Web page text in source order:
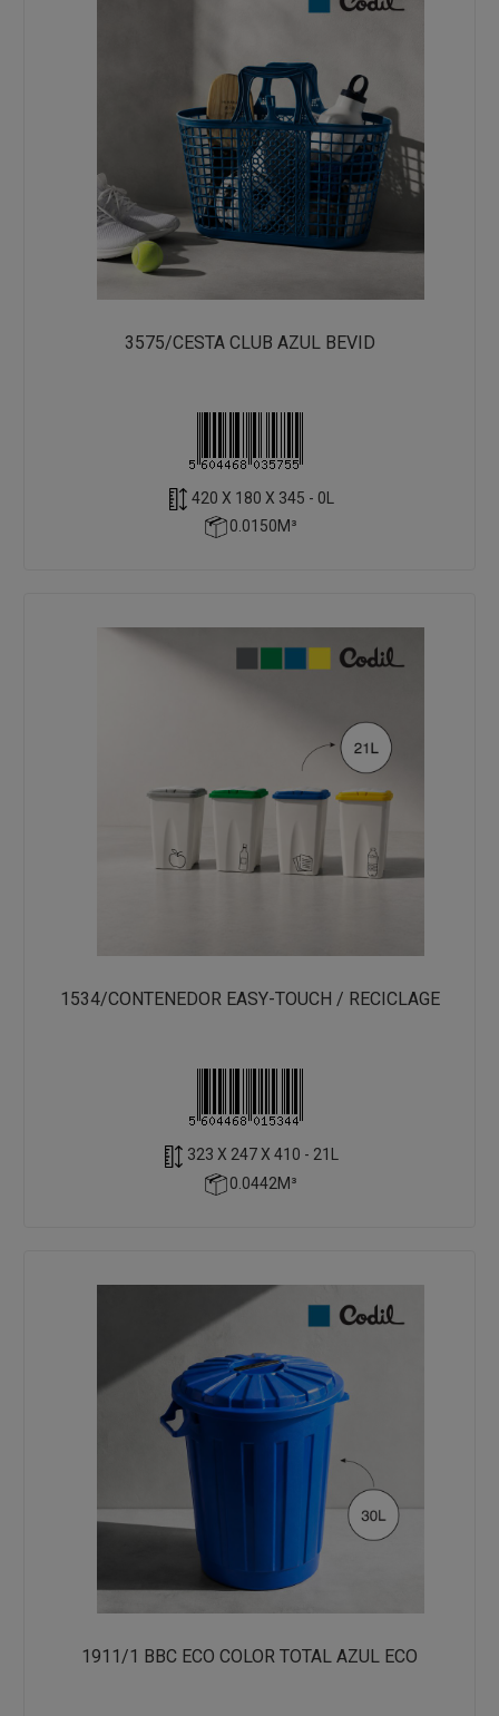
3575/CESTA CLUB AZUL BEVID
420 X 180 X 345 - 0L
0.0150M³
1534/CONTENEDOR EASY-TOUCH / RECICLAGE
323 X 247 X 410 - 21L
0.0442M³
1911/1 BBC ECO COLOR TOTAL AZUL ECO